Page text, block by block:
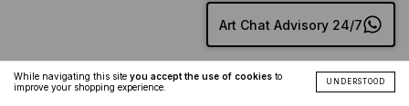
While navigating this site you accept the use of cookies to
improve your shopping experience.
UNDERSTOOD
Art Chat Advisory 24/7